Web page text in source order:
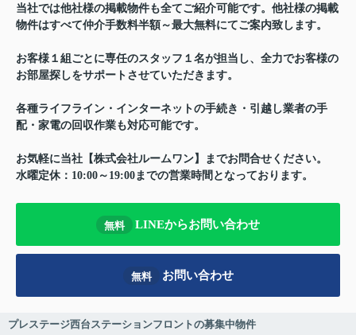
当社では他社様の掲載物件も全てご紹介可能です。他社様の掲載
物件はすべて仲介手数料半額～最大無料にてご案内致します。
お客様１組ごとに専任のスタッフ１名が担当し、全力でお客様の
お部屋探しをサポートさせていただきます。
各種ライフライン・インターネットの手続き・引越し業者の手
配・家電の回収作業も対応可能です。
お気軽に当社【株式会社ルームワン】までお問合せください。
水曜定休：10:00～19:00までの営業時間となっております。
無料 LINEからお問い合わせ
無料 お問い合わせ
プレステージ西台ステーションフロントの募集中物件